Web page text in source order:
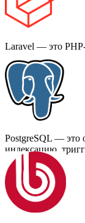
Laravel — это
PostgreSQL — это
индексацию,